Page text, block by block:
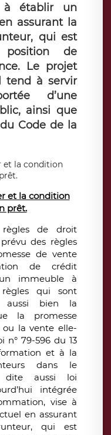
à établir un
assurant la
qui est
de
Le projet
tend à servir
d’une
ainsi que
du Code de la
et la condition
prêt.
de droit
des règles
de vente
de crédit
immeuble à
règles qui sont
aussi bien la
la promesse
la vente elle-
n° 79-596 du 13
et à la
dans le
dite aussi loi
intégrée
vise à
en assurant
qui est